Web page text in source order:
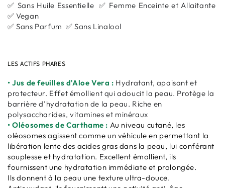
✅ Sans Huile Essentielle ✅ Femme Enceinte et Allaitante
✅ Vegan
✅ Sans Parfum ✅ Sans Linalool
LES ACTIFS PHARES
• Jus de feuilles d'Aloe Vera : Hydratant, apaisant et
protecteur. Effet émollient qui adoucit la peau. Protège la
barrière d’hydratation de la peau. Riche en
polysaccharides, vitamines et minéraux
• Oléosomes de Carthame : Au niveau cutané, les
oléosomes agissent comme un véhicule en permettant la
libération lente des acides gras dans la peau, lui conférant
souplesse et hydratation. Excellent émollient, ils
fournissent une hydratation immédiate et prolongée.
Ils donnent à la peau une texture ultra-douce.